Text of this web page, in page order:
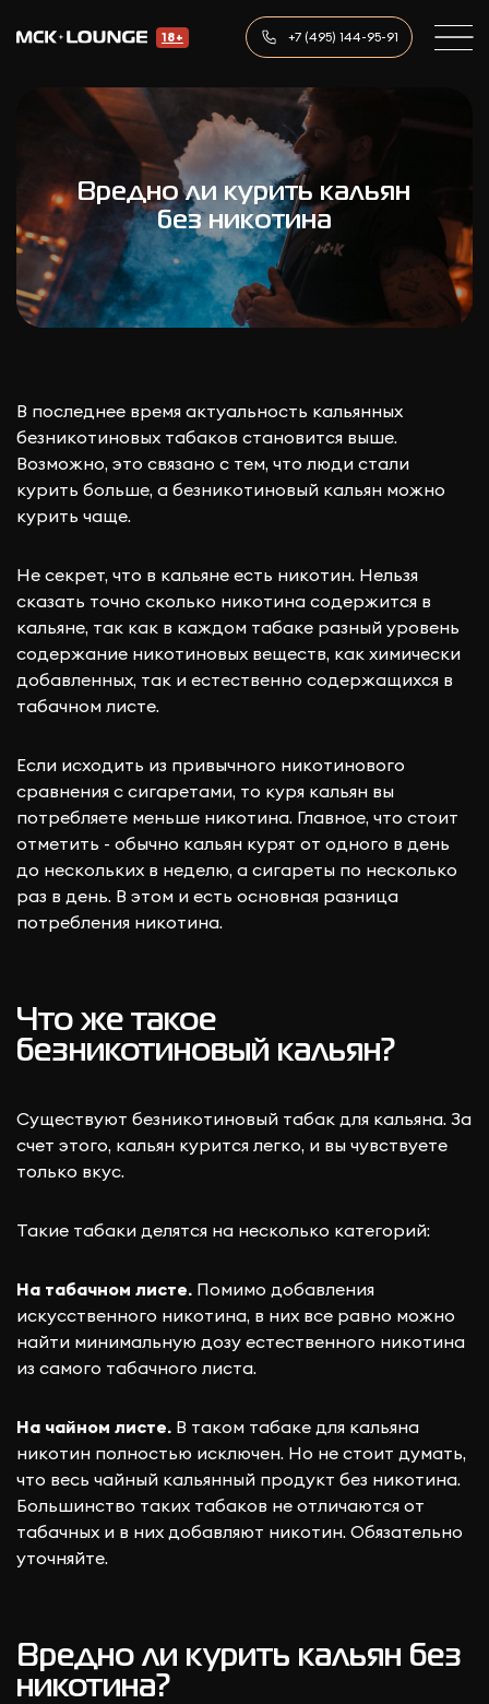
18+ +7 (495) 144-95-91
Вредно ли курить кальян
без никотина
В последнее время актуальность кальянных
безникотиновых табаков становится выше.
Возможно, это связано с тем, что люди стали
курить больше, а безникотиновый кальян можно
курить чаще.
Не секрет, что в кальяне есть никотин. Нельзя
сказать точно сколько никотина содержится в
кальяне, так как в каждом табаке разный уровень
содержание никотиновых веществ, как химически
добавленных, так и естественно содержащихся в
табачном листе.
Если исходить из привычного никотинового
сравнения с сигаретами, то куря кальян вы
потребляете меньше никотина. Главное, что стоит
отметить - обычно кальян курят от одного в день
до нескольких в неделю, а сигареты по несколько
раз в день. В этом и есть основная разница
потребления никотина.
Что же такое
безникотиновый кальян?
Существуют безникотиновый табак для кальяна. За
счет этого, кальян курится легко, и вы чувствуете
только вкус.
Такие табаки делятся на несколько категорий:
На табачном листе. Помимо добавления
искусственного никотина, в них все равно можно
найти минимальную дозу естественного никотина
из самого табачного листа.
На чайном листе. В таком табаке для кальяна
никотин полностью исключен. Но не стоит думать,
что весь чайный кальянный продукт без никотина.
Большинство таких табаков не отличаются от
табачных и в них добавляют никотин. Обязательно
уточняйте.
Вредно ли курить кальян без
никотина?